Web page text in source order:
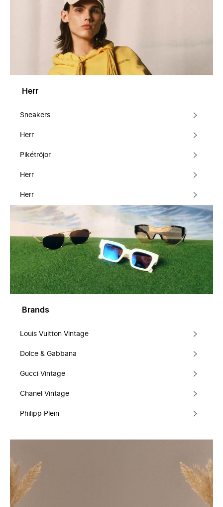
Herr
Sneakers
Herr
Pikétröjor
Herr
Herr
Brands
Louis Vuitton Vintage
Dolce & Gabbana
Gucci Vintage
Chanel Vintage
Philipp Plein